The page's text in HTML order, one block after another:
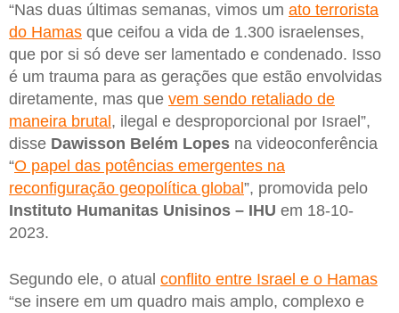
“Nas duas últimas semanas, vimos um ato terrorista
do Hamas que ceifou a vida de 1.300 israelenses,
que por si só deve ser lamentado e condenado. Isso
é um trauma para as gerações que estão envolvidas
diretamente, mas que vem sendo retaliado de
maneira brutal , ilegal e desproporcional por Israel”,
disse Dawisson Belém Lopes na videoconferência
“O papel das potências emergentes na
reconfiguração geopolítica global ”, promovida pelo
Instituto Humanitas Unisinos – IHU em 18-10-
2023.
Segundo ele, o atual conflito entre Israel e o Hamas
“se insere em um quadro mais amplo, complexo e